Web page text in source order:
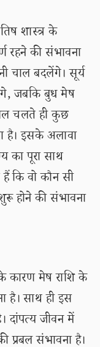
शास्त्र के
रहने की संभावना
चाल बदलेंगे। सूर्य
जबकि बुध मेष
चलते ही कुछ
है। इसके अलावा
का पूरा साथ
कि वो कौन सी
होने की संभावना
कारण मेष राशि के
है। साथ ही इस
दांपत्य जीवन में
संभावना है।